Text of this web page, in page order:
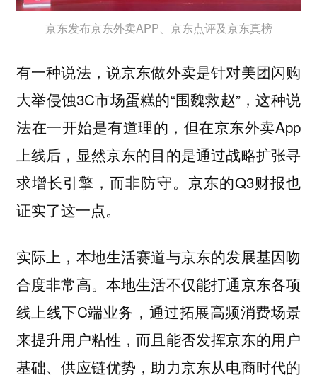
京东发布京东外卖APP、京东点评及京东真榜
有一种说法，说京东做外卖是针对美团闪购
大举侵蚀3C市场蛋糕的“围魏救赵”，这种说
法在一开始是有道理的，但在京东外卖App
上线后，显然京东的目的是通过战略扩张寻
求增长引擎，而非防守。京东的Q3财报也
证实了这一点。
实际上，本地生活赛道与京东的发展基因吻
合度非常高。本地生活不仅能打通京东各项
线上线下C端业务，通过拓展高频消费场景
来提升用户粘性，而且能否发挥京东的用户
基础、供应链优势，助力京东从电商时代的